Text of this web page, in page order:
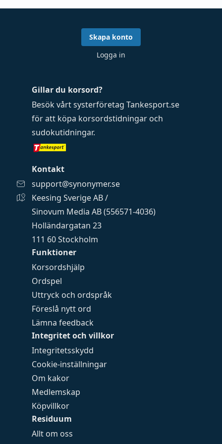
Funktioner
Korsordshjälp
Ordspel
Uttryck och ordspråk
Föreslå nytt ord
Lämna feedback
Integritet och villkor
Integritetsskydd
Cookie-inställningar
Om kakor
Medlemskap
Köpvillkor
Residuum
Allt om oss
Gillar du korsord?
Besök vårt systerföretag Tankesport.se
för att köpa korsordstidningar och
sudokutidningar.
Kontakt
support@synonymer.se
Keesing Sverige AB /
Sinovum Media AB (556571-4036)
Holländargatan 23
111 60 Stockholm
Skapa konto
Logga in